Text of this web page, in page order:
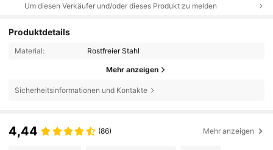
Um diesen Verkäufer und/oder dieses Produkt zu melden
Produktdetails
Material: Rostfreier Stahl
Mehr anzeigen
Sicherheitsinformationen und Kontakte
4,44 (86) Mehr anzeigen